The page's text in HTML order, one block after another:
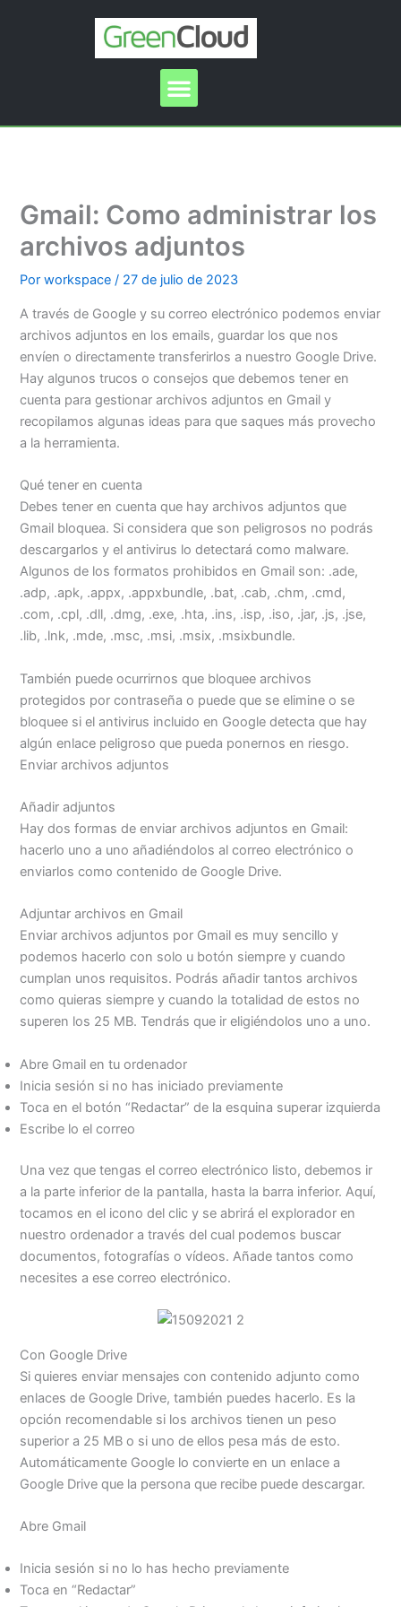
Menu
Gmail: Como administrar los
archivos adjuntos
Porworkspace/ 27 de julio de 2023
A través de Google y su correo electrónico podemos enviar
archivos adjuntos en los emails, guardar los que nos
envíen o directamente transferirlos a nuestro Google Drive.
Hay algunos trucos o consejos que debemos tener en
cuenta para gestionar archivos adjuntos en Gmail y
recopilamos algunas ideas para que saques más provecho
a la herramienta.
Qué tener en cuenta
Debes tener en cuenta que hay archivos adjuntos que
Gmail bloquea. Si considera que son peligrosos no podrás
descargarlos y el antivirus lo detectará como malware.
Algunos de los formatos prohibidos en Gmail son: .ade,
.adp, .apk, .appx, .appxbundle, .bat, .cab, .chm, .cmd,
.com, .cpl, .dll, .dmg, .exe, .hta, .ins, .isp, .iso, .jar, .js, .jse,
.lib, .lnk, .mde, .msc, .msi, .msix, .msixbundle.
También puede ocurrirnos que bloquee archivos
protegidos por contraseña o puede que se elimine o se
bloquee si el antivirus incluido en Google detecta que hay
algún enlace peligroso que pueda ponernos en riesgo.
Enviar archivos adjuntos
Añadir adjuntos
Hay dos formas de enviar archivos adjuntos en Gmail:
hacerlo uno a uno añadiéndolos al correo electrónico o
enviarlos como contenido de Google Drive.
Adjuntar archivos en Gmail
Enviar archivos adjuntos por Gmail es muy sencillo y
podemos hacerlo con solo u botón siempre y cuando
cumplan unos requisitos. Podrás añadir tantos archivos
como quieras siempre y cuando la totalidad de estos no
superen los 25 MB. Tendrás que ir eligiéndolos uno a uno.
Abre Gmail en tu ordenador
Inicia sesión si no has iniciado previamente
Toca en el botón “Redactar” de la esquina superar izquierda
Escribe lo el correo
Una vez que tengas el correo electrónico listo, debemos ir
a la parte inferior de la pantalla, hasta la barra inferior. Aquí,
tocamos en el icono del clic y se abrirá el explorador en
nuestro ordenador a través del cual podemos buscar
documentos, fotografías o vídeos. Añade tantos como
necesites a ese correo electrónico.
Con Google Drive
Si quieres enviar mensajes con contenido adjunto como
enlaces de Google Drive, también puedes hacerlo. Es la
opción recomendable si los archivos tienen un peso
superior a 25 MB o si uno de ellos pesa más de esto.
Automáticamente Google lo convierte en un enlace a
Google Drive que la persona que recibe puede descargar.
Abre Gmail
Inicia sesión si no lo has hecho previamente
Toca en “Redactar”